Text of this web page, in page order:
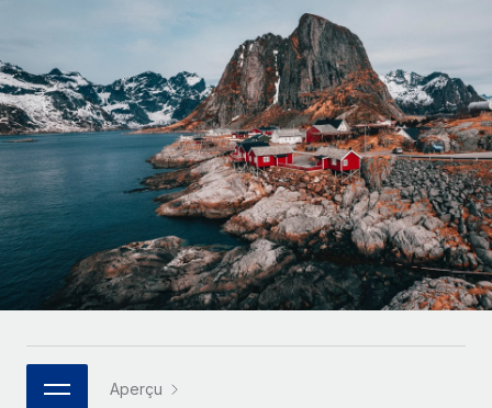
Intégrez et gérez vos freelances partout dans le monde
PEO
Sous-traitez les opérations complexes liées à l’emploi
INFRASTRUCTURE
Intégration Remote
Intégrez vos RH aux flux de travail en toute simplicité
Plateforme
Des fonctions RH clés intégrées pour votre équipe
Connectez n'importe quel outil d’IA à Remote grâce à
Examinez notre service par rapport aux autres
CROISSANCE
Start-ups
Des solutions agiles et internationales pour les RH et la
paie des entreprises en pleine croissance
Entreprises intermédiaires
Développez vos équipes avec des solutions RH sur
mesure
Entreprise
Les RH à l’international pour les grandes entreprises
Calculateur de paiement des freelances
Découvrez les devises disponibles et les vitesses de
paiement pour vos freelances internationaux
APPRENDRE AVEC REMOTE
Recherche et guides
Études de cas
Checklists et modèles
Français
Deutsch
Español
Italiano
Português (Portugal)
日本語
Connexion
Aperçu